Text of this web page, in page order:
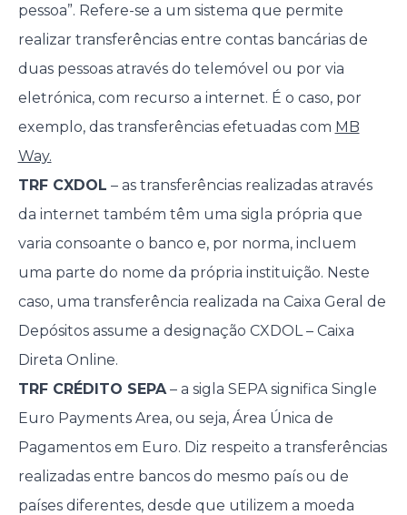
pessoa”. Refere-se a um sistema que permite
realizar transferências entre contas bancárias de
duas pessoas através do telemóvel ou por via
eletrónica, com recurso a internet. É o caso, por
exemplo, das transferências efetuadas com MB
Way.
TRF CXDOL – as transferências realizadas através
da internet também têm uma sigla própria que
varia consoante o banco e, por norma, incluem
uma parte do nome da própria instituição. Neste
caso, uma transferência realizada na Caixa Geral de
Depósitos assume a designação CXDOL – Caixa
Direta Online.
TRF CRÉDITO SEPA– a sigla SEPA significa Single
Euro Payments Area, ou seja, Área Única de
Pagamentos em Euro. Diz respeito a transferências
realizadas entre bancos do mesmo país ou de
países diferentes, desde que utilizem a moeda